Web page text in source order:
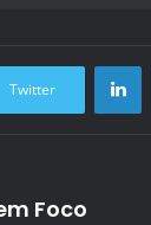
Twitter
Foco